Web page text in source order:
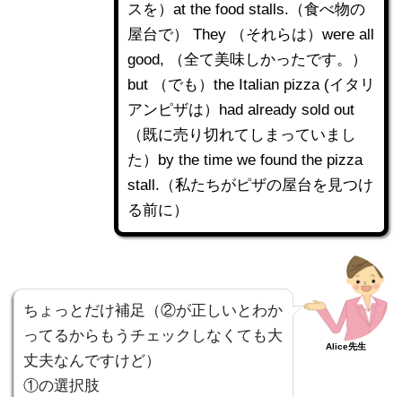
スを）at the food stalls.（食べ物の
屋台で） They （それらは）were all
good, （全て美味しかったです。）
but （でも）the Italian pizza (イタリ
アンピザは）had already sold out
（既に売り切れてしまっていまし
た）by the time we found the pizza
stall.（私たちがピザの屋台を見つけ
る前に）
ちょっとだけ補足（②が正しいとわか
ってるからもうチェックしなくても大
丈夫なんですけど）
①の選択肢
Alice先生